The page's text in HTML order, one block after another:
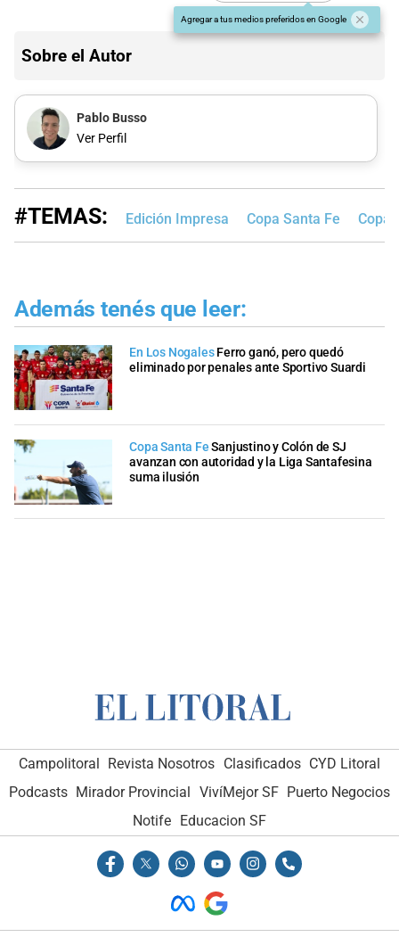
Agregar a tus medios preferidos en Google
Sobre el Autor
Pablo Busso
Ver Perfil
#TEMAS: Edición Impresa Copa Santa Fe Copa
Además tenés que leer:
En Los Nogales Ferro ganó, pero quedó
eliminado por penales ante Sportivo Suardi
Copa Santa Fe Sanjustino y Colón de SJ
avanzan con autoridad y la Liga Santafesina
suma ilusión
Campolitoral Revista Nosotros Clasificados CYD Litoral
Podcasts Mirador Provincial VivíMejor SF Puerto Negocios
Notife Educacion SF